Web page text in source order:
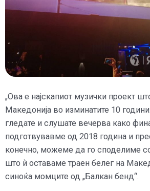
„Ова е најскапиот музички проект
Македонија во изминатите 10
гледате и слушате вечерва како
подготвувавме од 2018 година и
конечно, можеме да го споделиме
што ѝ оставаме траен белег на
синоќа момците од „Балкан бенд“.